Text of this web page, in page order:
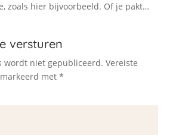
zoals hier bijvoorbeeld. Of je pakt…
versturen
wordt niet gepubliceerd. Vereiste
met *